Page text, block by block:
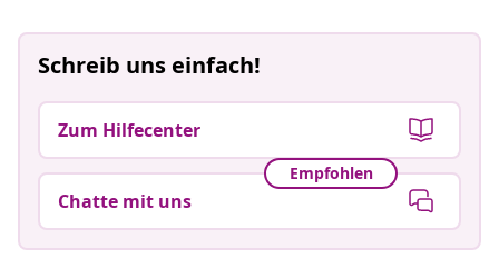
Schreib uns einfach!
Zum Hilfecenter
Empfohlen
Chatte mit uns